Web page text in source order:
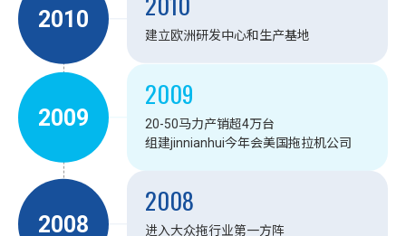
2010
建立欧洲研发中心和生产基地
2009
2009
20-50马力产销超4万台
组建jinnianhui今年会美国拖拉机公司
2008
2008
进入大众拖行业第一方阵